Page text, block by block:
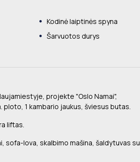
Kodinė laiptinės spyna
Šarvuotos durys
projekte "Oslo Namai",
ploto, 1 kambario jaukus, šviesus butas.
liftas.
sofa-lova, skalbimo mašina, šaldytuvas su